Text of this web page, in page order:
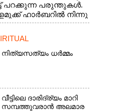
പറക്കുന്ന പരുന്തുകൾ.
ഹാർബറിൽ നിന്നു
നിത്യസത്യം ധർമ്മം
വീട്ടിലെ ദാരിദ്ര്യം മാറി
സമ്പത്തുവരാൻ അലമാര